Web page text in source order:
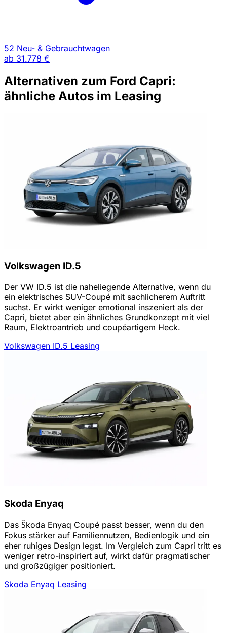
52 Neu- & Gebrauchtwagen
ab 31.778 €
Alternativen zum Ford Capri:
ähnliche Autos im Leasing
Volkswagen ID.5
Der VW ID.5 ist die naheliegende Alternative, wenn du
ein elektrisches SUV-Coupé mit sachlicherem Auftritt
suchst. Er wirkt weniger emotional inszeniert als der
Capri, bietet aber ein ähnliches Grundkonzept mit viel
Raum, Elektroantrieb und coupéartigem Heck.
Volkswagen ID.5 Leasing
Skoda Enyaq
Das Škoda Enyaq Coupé passt besser, wenn du den
Fokus stärker auf Familiennutzen, Bedienlogik und ein
eher ruhiges Design legst. Im Vergleich zum Capri tritt es
weniger retro-inspiriert auf, wirkt dafür pragmatischer
und großzügiger positioniert.
Skoda Enyaq Leasing